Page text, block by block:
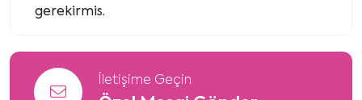
gerekirmis.
İletişime Geçin